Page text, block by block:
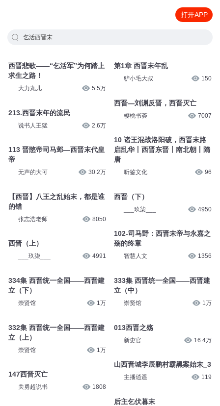
打开APP
乞活西晋末
西晋悲歌——“乞活军”为何踏上
求生之路！
大力丸儿 5.5万
213.西晋末年的流民
说书人王猛 2.6万
113 晋愍帝司马邺—西晋末代皇
帝
无声的大可 30.2万
【西晋】八王之乱始末，都是谁
的错
张志浩老师 8050
西晋（上）
___玖柒___ 4991
334集 西晋统一全国——西晋建
立（下）
崇贤馆 1万
332集 西晋统一全国——西晋建
立（上）
崇贤馆 1万
147西晋灭亡
关勇超说书 1808
第1章 西晋末年乱
驴小毛大叔 150
西晋—刘渊反晋，西晋灭亡
樱桃书荟 7007
10 诸王混战洛阳破，西晋末路
启乱华丨西晋东晋丨南北朝丨隋
唐
听鉴文化 96
西晋（下）
___玖柒___ 4950
102-司马野：西晋末帝与永嘉之
殇的终章
智慧人文 1356
333集 西晋统一全国——西晋建
立（中）
崇贤馆 1万
013西晋之殇
新史官 16.4万
山西晋城李辰鹏村霸黑案始末_3
主播逍遥 119
后主乞伏暮末